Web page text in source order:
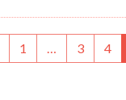
1 … 3 4